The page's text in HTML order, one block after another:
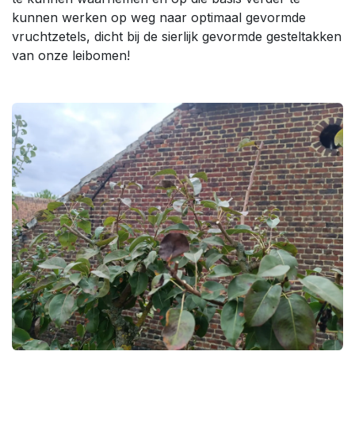
kunnen werken op weg naar optimaal gevormde
vruchtzetels, dicht bij de sierlijk gevormde gesteltakken
van onze leibomen!